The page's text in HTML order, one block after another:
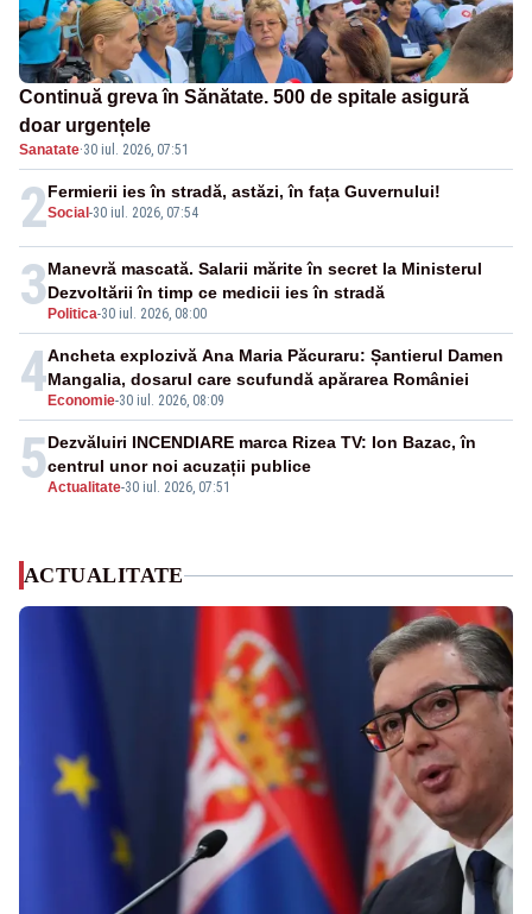
Continuă greva în Sănătate. 500 de spitale asigură
doar urgențele
Sanatate·30 iul. 2026, 07:51
2Social -30 iul. 2026, 07:54
Fermierii ies în stradă, astăzi, în fața Guvernului!
3 Politica-30 iul. 2026, 08:00
Manevră mascată. Salarii mărite în secret la Ministerul
Dezvoltării în timp ce medicii ies în stradă
4 Economie-30 iul. 2026, 08:09
Ancheta explozivă Ana Maria Păcuraru: Șantierul Damen
Mangalia, dosarul care scufundă apărarea României
5Actualitate-30 iul. 2026, 07:51
Dezvăluiri INCENDIARE marca Rizea TV: Ion Bazac, în
centrul unor noi acuzații publice
ACTUALITATE